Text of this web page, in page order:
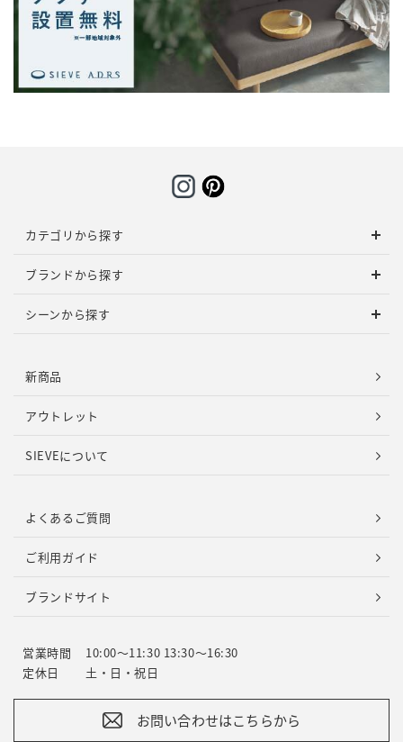
カテゴリから探す
ブランドから探す
シーンから探す
新商品
アウトレット
SIEVEについて
よくあるご質問
ご利用ガイド
ブランドサイト
営業時間
10:00～11:30 13:30～16:30
定休日
土・日・祝日
お問い合わせはこちらから